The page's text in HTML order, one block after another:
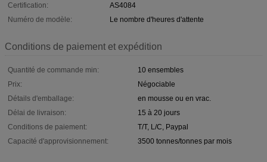
Certification:
AS4084
Numéro de modèle:
Le nombre d'heures d'attente
Conditions de paiement et expédition
Quantité de commande min:
10 ensembles
Prix:
Négociable
Détails d'emballage:
en mousse ou en vrac.
Délai de livraison:
15 à 20 jours
Conditions de paiement:
T/T, L/C, Paypal
Capacité d'approvisionnement:
3500 tonnes/tonnes par mois